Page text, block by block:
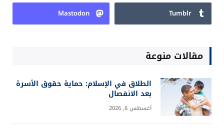
Tumblr
Mastodon
مقالات منوعة
الطلاق في الإسلام: حماية حقوق الأسرة
بعد الانفصال
أغسطس 6, 2026